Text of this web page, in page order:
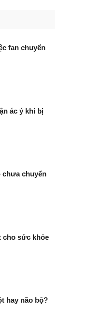
fan chuyển
ác ý khi bị
chưa chuyển
cho sức khỏe
hay não bộ?